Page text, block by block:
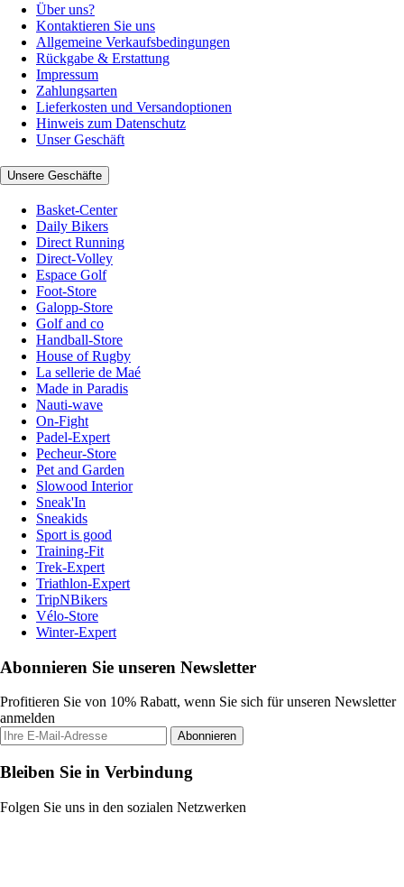
Über uns?
Kontaktieren Sie uns
Allgemeine Verkaufsbedingungen
Rückgabe & Erstattung
Impressum
Zahlungsarten
Lieferkosten und Versandoptionen
Hinweis zum Datenschutz
Unser Geschäft
Unsere Geschäfte
Basket-Center
Daily Bikers
Direct Running
Direct-Volley
Espace Golf
Foot-Store
Galopp-Store
Golf and co
Handball-Store
House of Rugby
La sellerie de Maé
Made in Paradis
Nauti-wave
On-Fight
Padel-Expert
Pecheur-Store
Pet and Garden
Slowood Interior
Sneak'In
Sneakids
Sport is good
Training-Fit
Trek-Expert
Triathlon-Expert
TripNBikers
Vélo-Store
Winter-Expert
Abonnieren Sie unseren Newsletter
Profitieren Sie von 10% Rabatt, wenn Sie sich für unseren Newsletter
anmelden
Abonnieren
Bleiben Sie in Verbindung
Folgen Sie uns in den sozialen Netzwerken